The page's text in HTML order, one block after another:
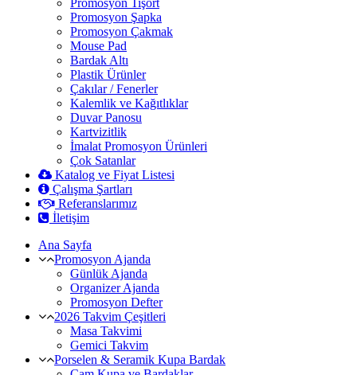
Promosyon Tişört
Promosyon Şapka
Promosyon Çakmak
Mouse Pad
Bardak Altı
Plastik Ürünler
Çakılar / Fenerler
Kalemlik ve Kağıtlıklar
Duvar Panosu
Kartvizitlik
İmalat Promosyon Ürünleri
Çok Satanlar
Katalog ve Fiyat Listesi
Çalışma Şartları
Referanslarımız
İletişim
Ana Sayfa
Promosyon Ajanda
Günlük Ajanda
Organizer Ajanda
Promosyon Defter
2026 Takvim Çeşitleri
Masa Takvimi
Gemici Takvim
Porselen & Seramik Kupa Bardak